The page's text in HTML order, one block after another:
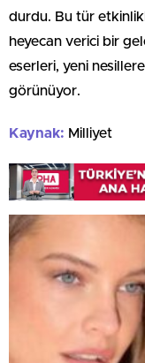
durdu. Bu tür
heyecan verici bir
eserleri, yeni
görünüyor.
Kaynak: Milliyet